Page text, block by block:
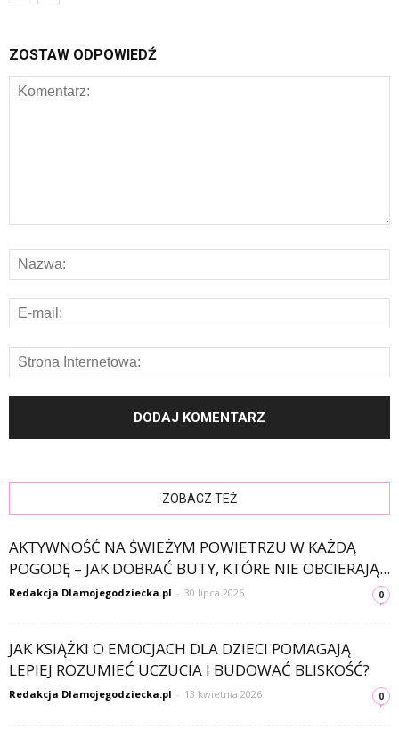
ZOSTAW ODPOWIEDŹ
ZOBACZ TEŻ
AKTYWNOŚĆ NA ŚWIEŻYM POWIETRZU W KAŻDĄ
POGODĘ – JAK DOBRAĆ BUTY, KTÓRE NIE OBCIERAJĄ...
Redakcja Dlamojegodziecka.pl - 30 lipca 2026 0
JAK KSIĄŻKI O EMOCJACH DLA DZIECI POMAGAJĄ
LEPIEJ ROZUMIEĆ UCZUCIA I BUDOWAĆ BLISKOŚĆ?
Redakcja Dlamojegodziecka.pl - 13 kwietnia 2026 0